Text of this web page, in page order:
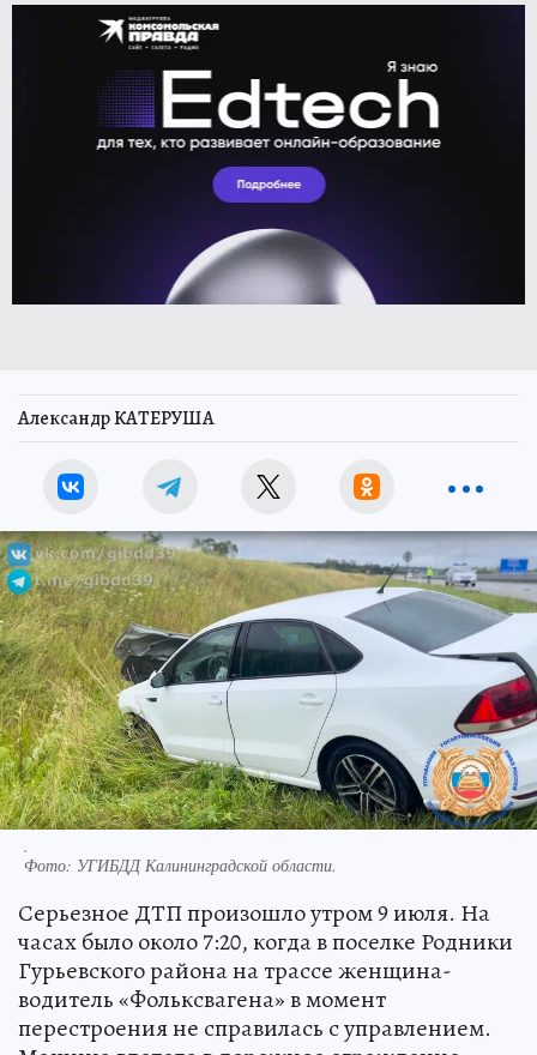
Александр КАТЕРУША
.
Фото: УГИБДД Калининградской области.
Серьезное ДТП произошло утром 9 июля. На
часах было около 7:20, когда в поселке Родники
Гурьевского района на трассе женщина-
водитель «Фольксвагена» в момент
перестроения не справилась с управлением.